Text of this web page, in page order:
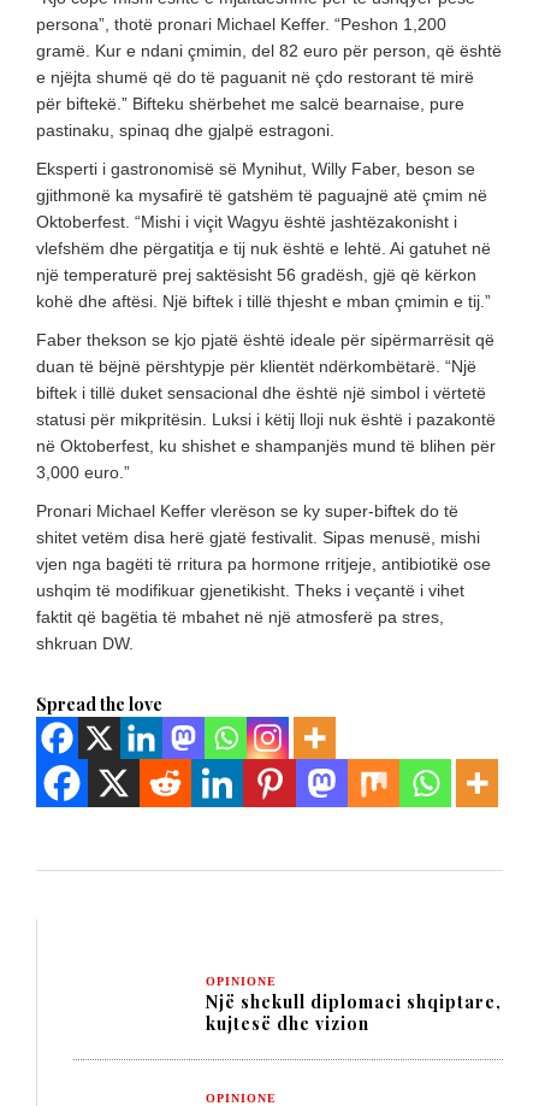
persona”, thotë pronari Michael Keffer. “Peshon 1,200
gramë. Kur e ndani çmimin, del 82 euro për person, që është
e njëjta shumë që do të paguanit në çdo restorant të mirë
për biftekë.” Bifteku shërbehet me salcë bearnaise, pure
pastinaku, spinaq dhe gjalpë estragoni.
Eksperti i gastronomisë së Mynihut, Willy Faber, beson se
gjithmonë ka mysafirë të gatshëm të paguajnë atë çmim në
Oktoberfest. “Mishi i viçit Wagyu është jashtëzakonisht i
vlefshëm dhe përgatitja e tij nuk është e lehtë. Ai gatuhet në
një temperaturë prej saktësisht 56 ​​gradësh, gjë që kërkon
kohë dhe aftësi. Një biftek i tillë thjesht e mban çmimin e tij.”
Faber thekson se kjo pjatë është ideale për sipërmarrësit që
duan të bëjnë përshtypje për klientët ndërkombëtarë. “Një
biftek i tillë duket sensacional dhe është një simbol i vërtetë
statusi për mikpritësin. Luksi i këtij lloji nuk është i pazakontë
në Oktoberfest, ku shishet e shampanjës mund të blihen për
3,000 euro.”
Pronari Michael Keffer vlerëson se ky super-biftek do të
shitet vetëm disa herë gjatë festivalit. Sipas menusë, mishi
vjen nga bagëti të rritura pa hormone rritjeje, antibiotikë ose
ushqim të modifikuar gjenetikisht. Theks i veçantë i vihet
faktit që bagëtia të mbahet në një atmosferë pa stres,
shkruan DW.
Spread the love
OPINIONE
Një shekull diplomaci shqiptare,
kujtesë dhe vizion
OPINIONE